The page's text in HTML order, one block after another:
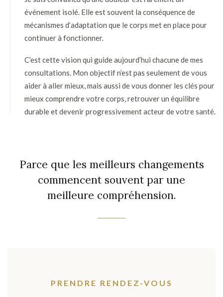
événement isolé. Elle est souvent la conséquence de
mécanismes d’adaptation que le corps met en place pour
continuer à fonctionner.
C’est cette vision qui guide aujourd’hui chacune de mes
consultations. Mon objectif n’est pas seulement de vous
aider à aller mieux, mais aussi de vous donner les clés pour
mieux comprendre votre corps, retrouver un équilibre
durable et devenir progressivement acteur de votre santé.
Parce que les meilleurs changements
commencent souvent par une
meilleure compréhension.
PRENDRE RENDEZ-VOUS